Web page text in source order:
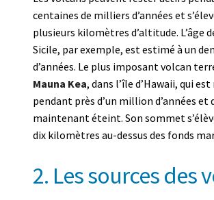
centaines de milliers d’années et
plusieurs kilomètres d’altitude. L’âge
Sicile, par exemple, est estimé à un
d’années. Le plus imposant volcan
Mauna Kea, dans l’île d’Hawaii, qui
pendant près d’un million d’années et
maintenant éteint. Son sommet
dix kilomètres au-dessus des fonds
2. Les sources des